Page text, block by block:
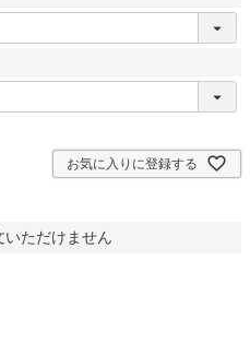
お気に入りに登録する
いただけません